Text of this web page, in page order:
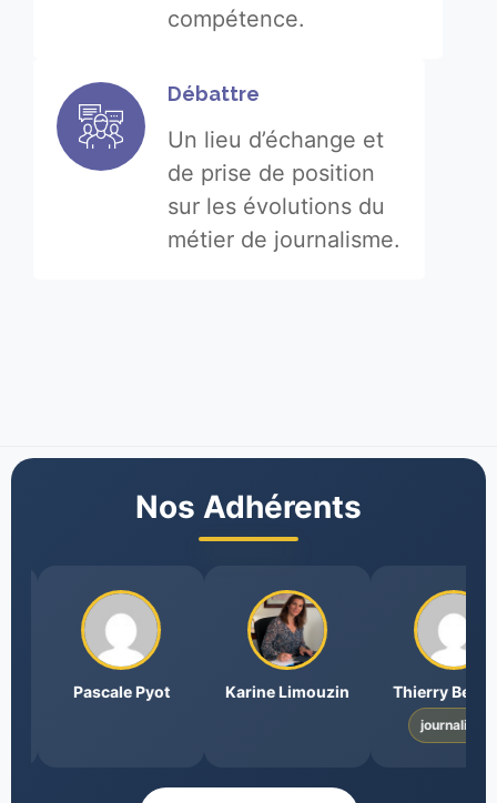
compétence.
Débattre
Un lieu d’échange et
de prise de position
sur les évolutions du
métier de journalisme.
Nos Adhérents
Pascale Pyot Karine Limouzin Thierry Bercault
journaliste